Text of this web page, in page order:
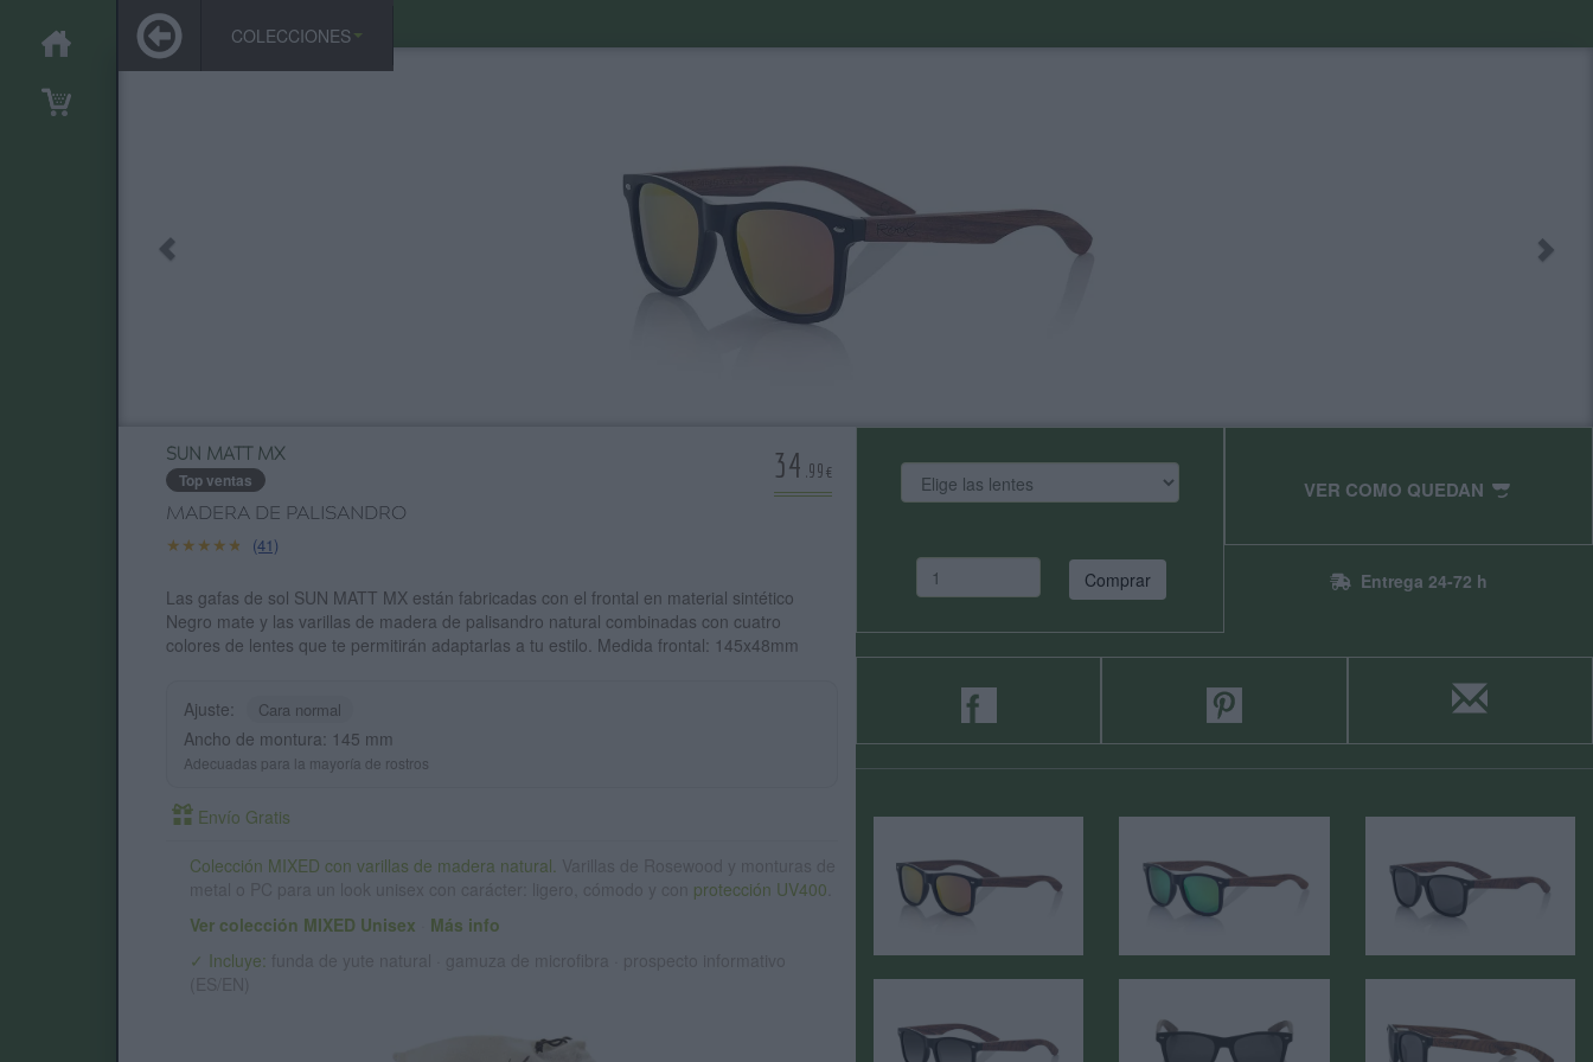
COLECCIONES
SUN MATT MX
Top ventas
MADERA DE PALISANDRO
★★★★★
★★★★★ (41)
34 .99€
Las gafas de sol SUN MATT MX están fabricadas con el frontal en material sintético
Negro mate y las varillas de madera de palisandro natural combinadas con cuatro
colores de lentes que te permitirán adaptarlas a tu estilo. Medida frontal: 145x48mm
Ajuste: Cara normal
Ancho de montura: 145 mm
Adecuadas para la mayoría de rostros
Envío Gratis
Colección MIXED con varillas de madera natural.
protección UV400
Ver colección MIXED Unisex
Más info
✓ Incluye:
Comprar
VER COMO QUEDAN
Entrega 24-72 h